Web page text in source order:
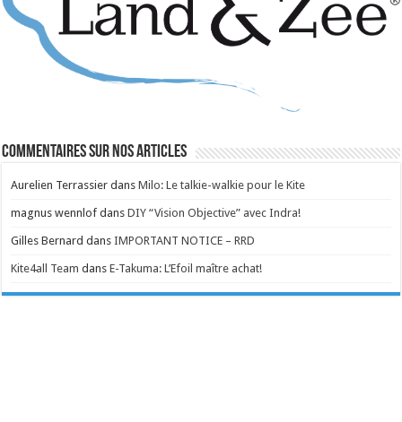
Commentaires sur nos articles
Aurelien Terrassier dansMilo: Le talkie-walkie pour le Kite
magnus wennlof dansDIY “Vision Objective” avec Indra!
Gilles Bernard dansIMPORTANT NOTICE – RRD
Kite4all Team dansE-Takuma: L’Efoil maître achat!